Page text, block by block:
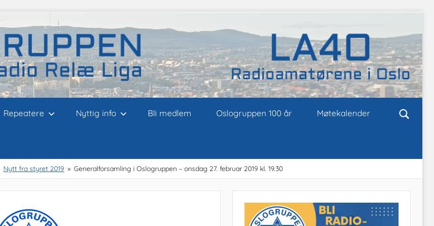
Repeatere Nyttig info Bli medlem Oslogruppen 100 år Møtekalender
Nytt fra styret 2019 Generalforsamling i Oslogruppen – onsdag 27. februar 2019 kl. 19.30